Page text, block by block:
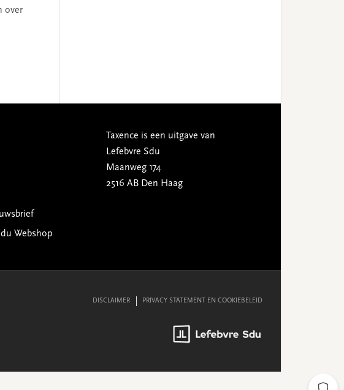
over
Webshop
Taxence is een uitgave van
Lefebvre Sdu
Maanweg 174
2516 AB Den Haag
DISCLAIMER PRIVACY STATEMENT EN COOKIEBELEID